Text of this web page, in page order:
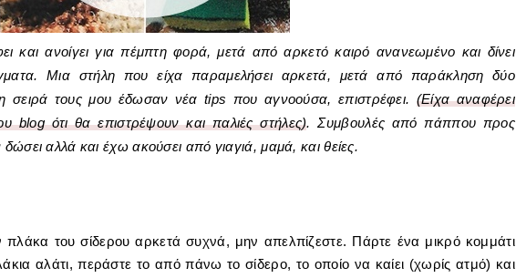
και ανοίγει για πέμπτη φορά,μετά από αρκετό καιρό ανανεωμένο και δίνει
Μια στήλη που είχα παραμελήσει αρκετά, μετά από παράκληση δύο
σειρά τους μου έδωσαν νέα tips που αγνοούσα, επιστρέφει. (Είχα αναφέρει
blog ότι θα επιστρέψουν και παλιές στήλες). Συμβουλές από πάππου προς
αλλά και έχω ακούσει από γιαγιά, μαμά, και θείες.
πλάκα του σίδερου αρκετά συχνά, μην απελπίζεστε. Πάρτε ένα μικρό κομμάτι
αλάτι, περάστε το από πάνω το σίδερο, το οποίο να καίει (χωρίς ατμό) και